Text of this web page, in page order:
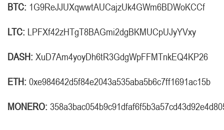
BTC: 1G9ReJJUXqwwtAUCajzUk4GWm6BDWoKCCf
LTC: LPFXf42zHTgT8BAGmi2dgBKMUCpUJyYVxy
DASH: XuD7Am4yoyDh6tR3GdgWpFFMTnkEQ4KP26
ETH: 0xe984642d5f84e2043a535aba5b6c7ff1691ac15b
MONERO: